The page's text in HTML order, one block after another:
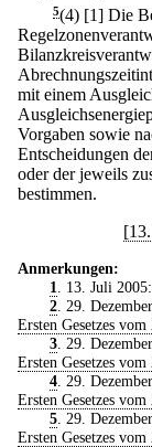
5(4) [1] Die
mit einem
Vorgaben sowie
Entscheidungen
oder der jeweils
bestimmen.
Anmerkungen:
1
. 13. Juli
2. 29.
Ersten Gesetzes
3. 29.
Ersten Gesetzes
4. 29.
Ersten Gesetzes
5. 29.
Ersten Gesetzes